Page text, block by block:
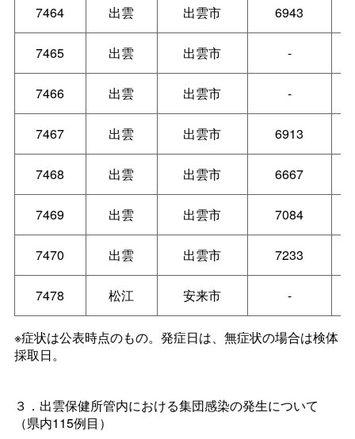
7464 出雲 出雲市 6943
7465 出雲 出雲市 -
7466 出雲 出雲市 -
7467 出雲 出雲市 6913
7468 出雲 出雲市 6667
7469 出雲 出雲市 7084
7470 出雲 出雲市 7233
7478 松江 安来市 -
※症状は公表時点のもの。発症日は、無症状の場合は検体
採取日。
３．出雲保健所管内における集団感染の発生について
（県内115例目）